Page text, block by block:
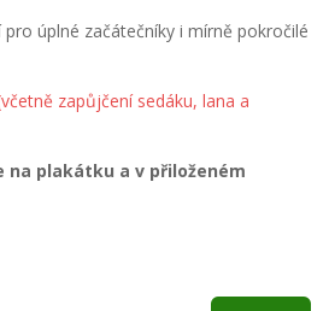
pro úplné začátečníky i mírně pokročilé
zapůjčení sedáku, lana a
plakátku a v přiloženém